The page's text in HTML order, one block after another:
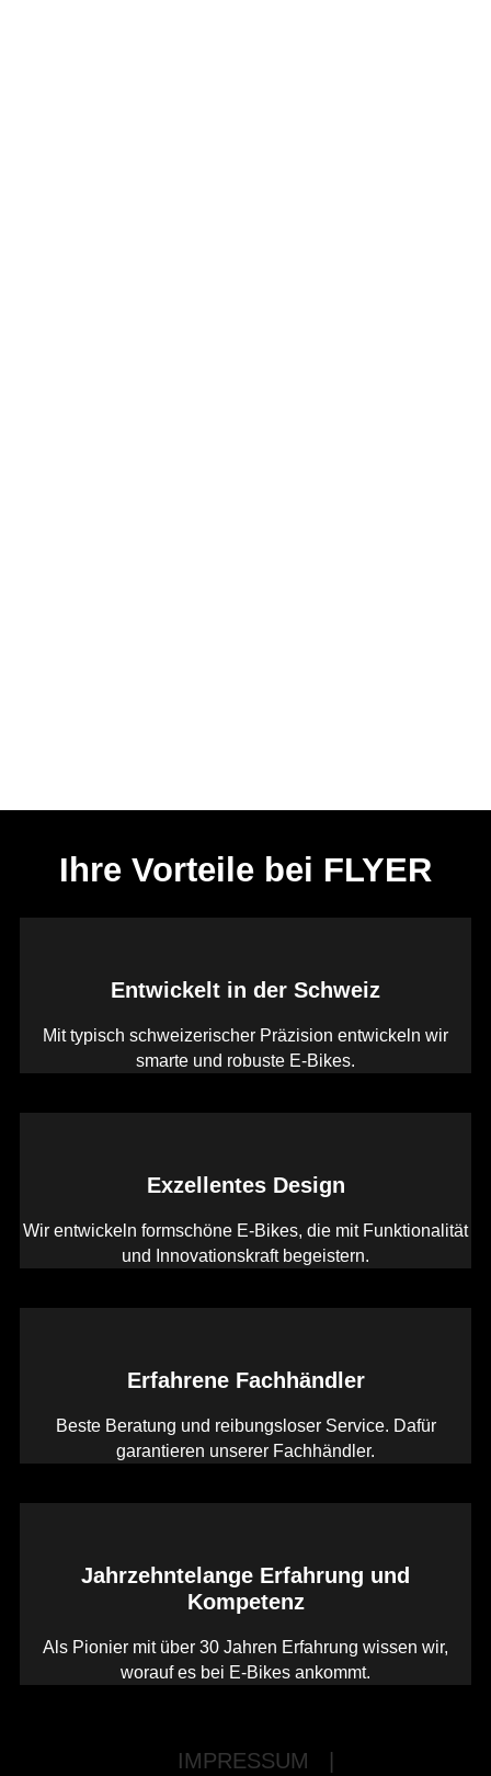
Ihre Vorteile bei FLYER
Entwickelt in der Schweiz
Mit typisch schweizerischer Präzision entwickeln wir
smarte und robuste E-Bikes.
Exzellentes Design
Wir entwickeln formschöne E-Bikes, die mit Funktionalität
und Innovationskraft begeistern.
Erfahrene Fachhändler
Beste Beratung und reibungsloser Service. Dafür
garantieren unserer Fachhändler.
Jahrzehntelange Erfahrung und
Kompetenz
Als Pionier mit über 30 Jahren Erfahrung wissen wir,
worauf es bei E-Bikes ankommt.
IMPRESSUM